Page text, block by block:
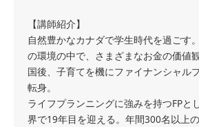
【講師紹介】
自然豊かなカナダで学生時代を過ごす
の環境の中で、さまざまなお金の価値
国後、子育てを機にファイナンシャル
転身。
ライフプランニングに強みを持つFPと
界で19年目を迎える。年間300名以上